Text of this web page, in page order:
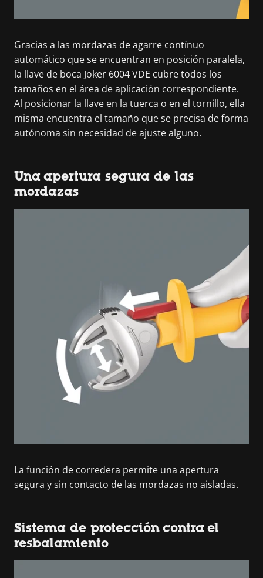
Gracias a las mordazas de agarre contínuo
automático que se encuentran en posición paralela,
la llave de boca Joker 6004 VDE cubre todos los
tamaños en el área de aplicación correspondiente.
Al posicionar la llave en la tuerca o en el tornillo, ella
misma encuentra el tamaño que se precisa de forma
autónoma sin necesidad de ajuste alguno.
Una apertura segura de las
mordazas
La función de corredera permite una apertura
segura y sin contacto de las mordazas no aisladas.
Sistema de protección contra el
resbalamiento